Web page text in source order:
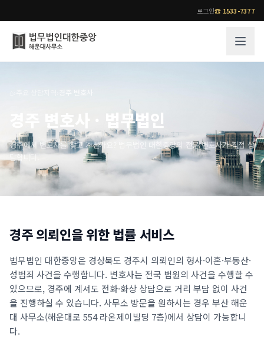
로그인☎ 1533-7377
오시는 길
통합검색
성공사례
기업 인사이트
사례분석/최신동향
법률정보
업무분야
각 전문 변호사
소식/자료
언론보도
공지사항
법률 블로그
경주 변호사
경주 변호사 · 법무법인
경주에서 변호사를 찾고 계신가요? 법무법인 대한중앙의 전문 변호사가 직접 상
담합니다.
경주의뢰인을 위한 법률 서비스
법무법인 대한중앙은 경상북도 경주시 의뢰인의 형사·이혼·부동산·
성범죄 사건을 수행합니다. 변호사는 전국 법원의 사건을 수행할 수
있으므로, 경주에 계셔도 전화·화상 상담으로 거리 부담 없이 사건
을 진행하실 수 있습니다. 사무소 방문을 원하시는 경우 부산 해운
대 사무소(해운대로 554 라온제이빌딩 7층)에서 상담이 가능합니
다.